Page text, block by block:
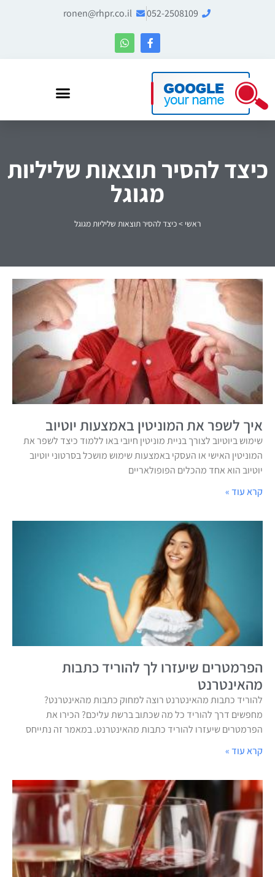
052-2508109
ronen@rhpr.co.il
כיצד להסיר תוצאות שליליות
מגוגל
ראשי >כיצד להסיר תוצאות שליליות מגוגל
איך לשפר את המוניטין באמצעות יוטיוב
שימוש ביוטיוב לצורך בניית מוניטין חיובי באו ללמוד כיצד לשפר את
המוניטין האישי או העסקי באמצעות שימוש מושכל בסרטוני יוטיוב
יוטיוב הוא אחד מהכלים הפופולאריים
קרא עוד »
הפרמטרים שיעזרו לך להוריד כתבות
מהאינטרנט
להוריד כתבות מהאינטרנט רוצה למחוק כתבות מהאינטרנט?
מחפשים דרך להוריד כל מה שכתוב ברשת עליכם? הכירו את
הפרמטרים שיעזרו להוריד כתבות מהאינטרנט. במאמר זה נתייחס
קרא עוד »